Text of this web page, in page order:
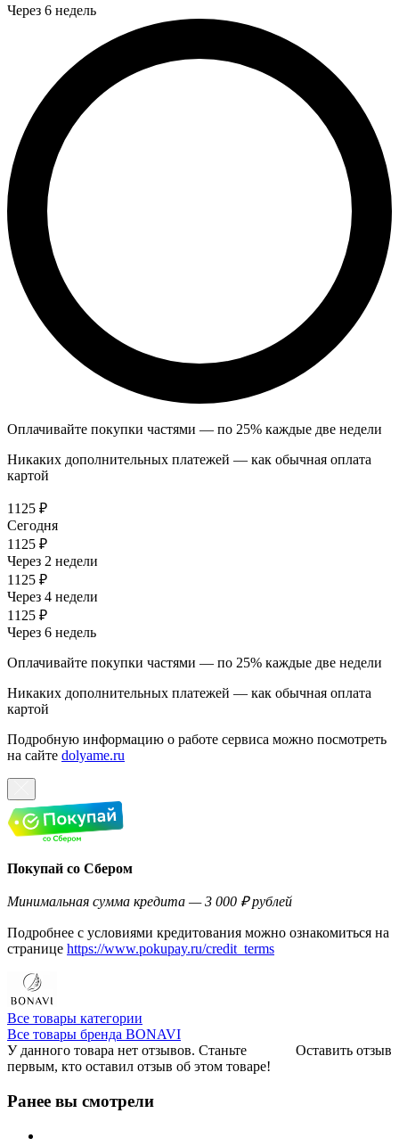
Через 6 недель
Оплачивайте покупки частями — по 25% каждые две недели
Никаких дополнительных платежей — как обычная оплата
картой
1125 ₽
Сегодня
1125 ₽
Через 2 недели
1125 ₽
Через 4 недели
1125 ₽
Через 6 недель
Оплачивайте покупки частями — по 25% каждые две недели
Никаких дополнительных платежей — как обычная оплата
картой
Подробную информацию о работе сервиса можно посмотреть
на сайте dolyame.ru
Покупай со Сбером
Минимальная сумма кредита — 3 000 ₽ рублей
Подробнее с условиями кредитования можно ознакомиться на
странице https://www.pokupay.ru/credit_terms
Все товары категории
Все товары бренда BONAVI
Оставить отзыв
У данного товара нет отзывов. Станьте
первым, кто оставил отзыв об этом товаре!
Ранее вы смотрели